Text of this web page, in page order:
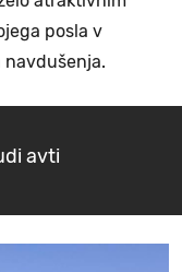
posla v
navdušenja.
avti